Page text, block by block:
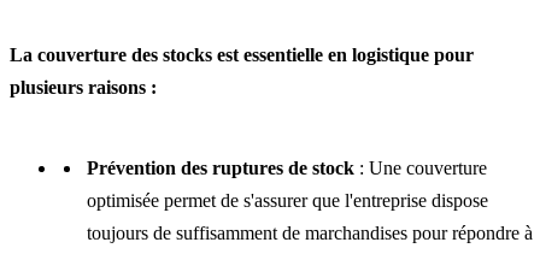
La couverture des stocks est essentielle en logistique pour
plusieurs raisons :
Prévention des ruptures de stock : Une couverture
optimisée permet de s'assurer que l'entreprise dispose
toujours de suffisamment de marchandises pour répondre à